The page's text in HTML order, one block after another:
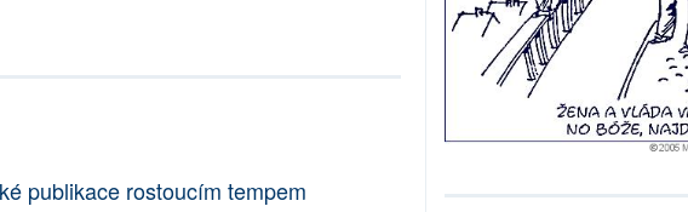
publikace rostoucím tempem